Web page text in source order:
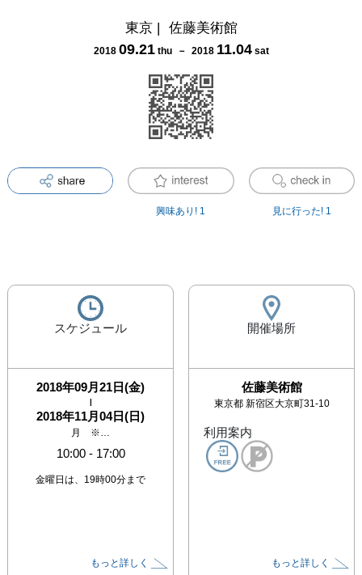
東京| 佐藤美術館
2018 09.21 thu－ 2018 11.04 sat
興味あり! 1 見に行った! 1
スケジュール
2018年09月21日(金)
|
2018年11月04日(日)
月 ※…
10:00- 17:00
金曜日は、19時00分まで
もっと詳しく
開催場所
佐藤美術館
東京都 新宿区大京町31-10
利用案内
もっと詳しく